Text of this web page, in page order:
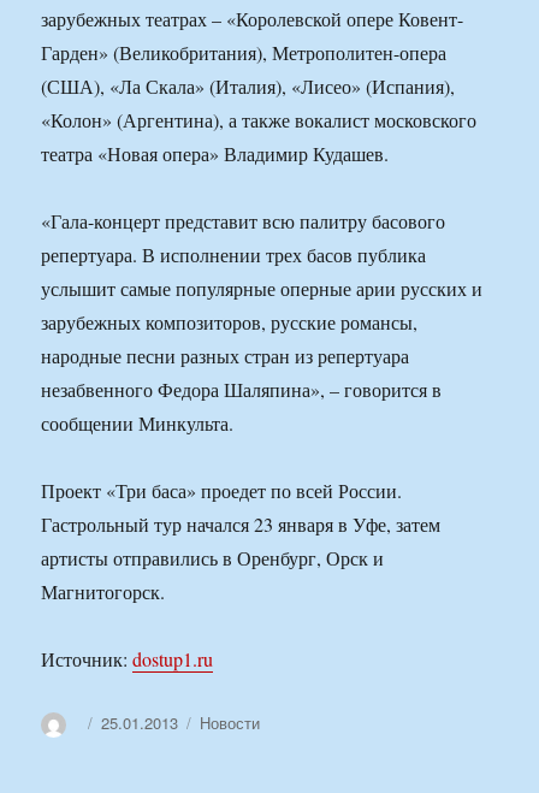
зарубежных театрах – «Королевской опере Ковент-
Гарден» (Великобритания), Метрополитен-опера
(США), «Ла Скала» (Италия), «Лисео» (Испания),
«Колон» (Аргентина), а также вокалист московского
театра «Новая опера» Владимир Кудашев.
«Гала-концерт представит всю палитру басового
репертуара. В исполнении трех басов публика
услышит самые популярные оперные арии русских и
зарубежных композиторов, русские романсы,
народные песни разных стран из репертуара
незабвенного Федора Шаляпина», – говорится в
сообщении Минкульта.
Проект «Три баса» проедет по всей России.
Гастрольный тур начался 23 января в Уфе, затем
артисты отправились в Оренбург, Орск и
Магнитогорск.
Источник:dostup1.ru
АвторОпубликовано
25.01.2013 Рубрики
Новости